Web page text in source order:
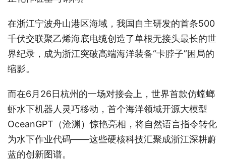
在浙江宁波舟山港区海域，我国自主研发的首条500
千伏交联聚乙烯海底电缆创造了单根无接头最长的世
界纪录，成为浙江突破高端海洋装备“卡脖子”困局的
缩影。
而在6月26日杭州的一场对接会上，世界首款仿螳螂
虾水下机器人灵巧移动，首个海洋领域开源大模型
OceanGPT（沧渊）惊艳亮相，将自然语言指令转化
为水下作业代码——这些硬核科技汇聚成浙江深耕蔚
蓝的创新图谱。